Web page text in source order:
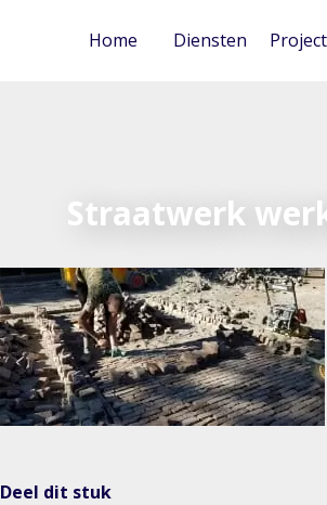
Home Diensten
Straatwerk
Deel dit stuk